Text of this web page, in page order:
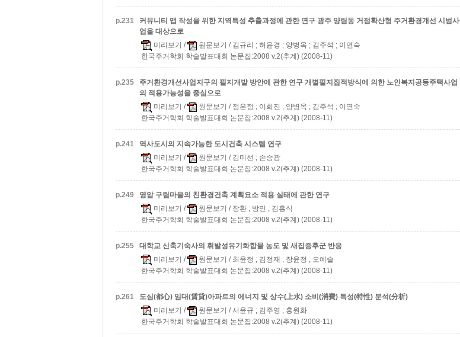
p.231 커뮤니티 맵 작성을 위한 지역특성 추출과정에 관한 연구 광주 양림동 거점확산형 주거환경개선 시범사
업을 대상으로
미리보기 / 원문보기 / 김규리 ; 허윤경 ; 양병옥 ; 김주석 ; 이연숙
한국주거학회 학술발표대회 논문집:2008 v.2(추계) (2008-11)
p.235 주거환경개선사업지구의 필지개발 방안에 관한 연구 개별필지집적방식에 의한 노인복지공동주택사업
의 적용가능성을 중심으로
미리보기 / 원문보기 / 정은정 ; 이희진 ; 양병옥 ; 김주석 ; 이연숙
한국주거학회 학술발표대회 논문집:2008 v.2(추계) (2008-11)
p.241
역사도시의 지속가능한 도시건축 시스템 연구
미리보기 / 원문보기 / 김미선 ; 손승광
한국주거학회 학술발표대회 논문집:2008 v.2(추계) (2008-11)
p.249
영암 구림마을의 친환경건축 계획요소 적용 실태에 관한 연구
미리보기 / 원문보기 / 장환 ; 방민 ; 김흥식
한국주거학회 학술발표대회 논문집:2008 v.2(추계) (2008-11)
p.255
대학교 신축기숙사의 휘발성유기화합물 농도 및 새집증후군 반응
미리보기 / 원문보기 / 최윤정 ; 김정재 ; 장윤정 ; 오예슬
한국주거학회 학술발표대회 논문집:2008 v.2(추계) (2008-11)
p.261
도심(都心) 임대(賃貸)아파트의 에너지 및 상수(上水) 소비(消費) 특성(特性) 분석(分析)
미리보기 / 원문보기 / 서윤규 ; 김주영 ; 홍원화
한국주거학회 학술발표대회 논문집:2008 v.2(추계) (2008-11)